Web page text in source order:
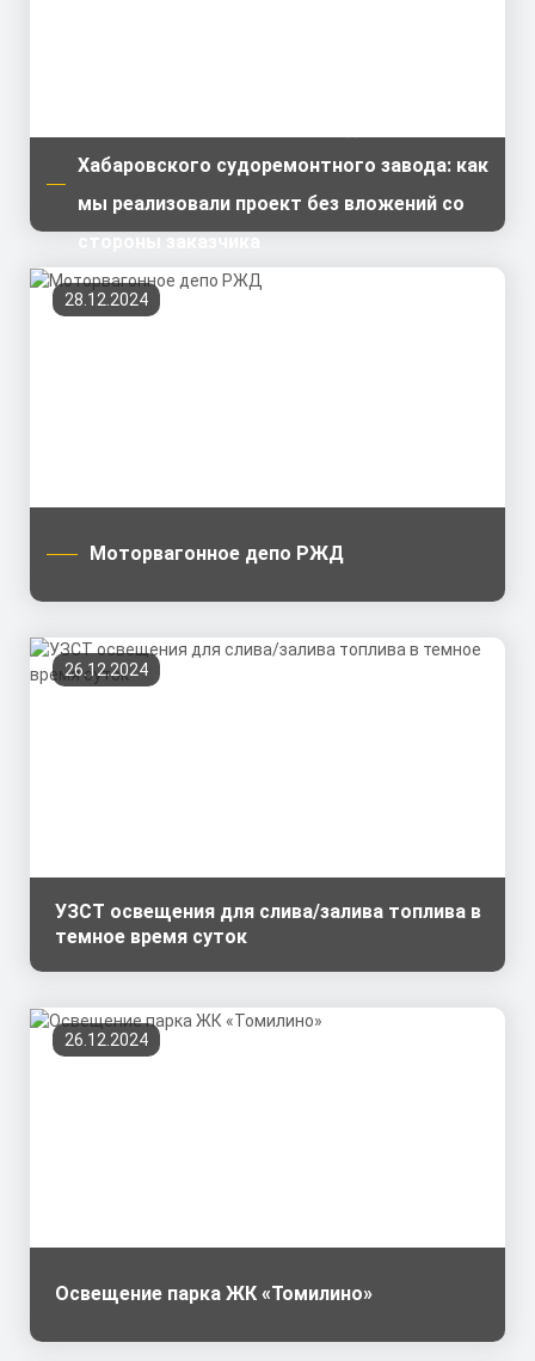
Хабаровского судоремонтного завода: как
мы реализовали проект без вложений со
стороны заказчика
28.12.2024
Моторвагонное депо РЖД
26.12.2024
УЗСТ освещения для слива/залива топлива в
темное время суток
26.12.2024
Освещение парка ЖК «Томилино»